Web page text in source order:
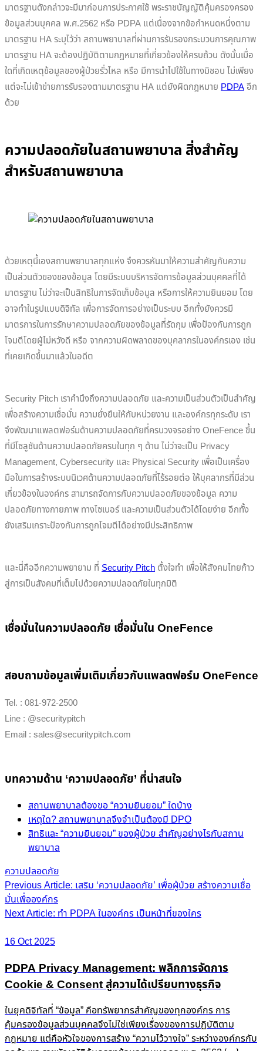
มาตรฐานดังกล่าวจะมีมาก่อนการประกาศใช้ พระราชบัญญัติคุ้มครองครอง
ข้อมูลส่วนบุคคล พ.ศ.2562 หรือ PDPA แต่เนื่องจากข้อกำหนดหนึ่งตาม
มาตรฐาน HA ระบุไว้ว่า สถานพยาบาลที่ผ่านการรับรองกระบวนการคุณภาพ
มาตรฐาน HA จะต้องปฏิบัติตามกฎหมายที่เกี่ยวข้องให้ครบถ้วน ดังนั้นเมื่อ
ใดที่เกิดเหตุข้อมูลของผู้ป่วยรั่วไหล หรือ มีการนำไปใช้ในทางมิชอบ ไม่เพียง
แต่จะไม่เข้าข่ายการรับรองตามมาตรฐาน HA แต่ยังผิดกฎหมาย PDPAอีก
ด้วย
ความปลอดภัยในสถานพยาบาล สิ่งสำคัญ
สำหรับสถานพยาบาล
ด้วยเหตุนี้เองสถานพยาบาลทุกแห่ง จึงควรหันมาให้ความสำคัญกับความ
เป็นส่วนตัวของของข้อมูล โดยมีระบบบริหารจัดการข้อมูลส่วนบุคคลที่ได้
มาตรฐาน ไม่ว่าจะเป็นสิทธิในการจัดเก็บข้อมูล หรือการให้ความยินยอม โดย
อาจทำในรูปแบบดิจิทัล เพื่อการจัดการอย่างเป็นระบบ อีกทั้งยังควรมี
มาตรการในการรักษาความปลอดภัยของข้อมูลที่รัดกุม เพื่อป้องกันการถูก
โจมตีโดยผู้ไม่หวังดี หรือ จากความผิดพลาดของบุคลากรในองค์กรเอง เช่น
ที่เคยเกิดขึ้นมาแล้วในอดีต
Security Pitch เราคำนึงถึงความปลอดภัย และความเป็นส่วนตัวเป็นสำคัญ
เพื่อสร้างความเชื่อมั่น ความยั่งยืนให้กับหน่วยงาน และองค์กรทุกระดับ เรา
จึงพัฒนาแพลตฟอร์มด้านความปลอดภัยที่ครบวงจรอย่าง OneFence ขึ้น
ที่มีโซลูชันด้านความปลอดภัยครบในทุก ๆ ด้าน ไม่ว่าจะเป็น Privacy
Management, Cybersecurity และ Physical Security เพื่อเป็นเครื่อง
มือในการสร้างระบบนิเวศด้านความปลอดภัยที่ไร้รอยต่อ ให้บุคลากรที่มีส่วน
เกี่ยวข้องในองค์กร สามารถจัดการกับความปลอดภัยของข้อมูล ความ
ปลอดภัยทางกายภาพ ทางไซเบอร์ และความเป็นส่วนตัวได้โดยง่าย อีกทั้ง
ยังเสริมเกราะป้องกันการถูกโจมตีได้อย่างมีประสิทธิภาพ
และนี่คืออีกความพยายาม ที่ Security Pitch ตั้งใจทำ เพื่อให้สังคมไทยก้าว
สู่การเป็นสังคมที่เต็มไปด้วยความปลอดภัยในทุกมิติ
เชื่อมั่นในความปลอดภัย เชื่อมั่นใน OneFence
สอบถามข้อมูลเพิ่มเติมเกี่ยวกับแพลตฟอร์ม OneFence
Tel. : 081-972-2500
Line : @securitypitch
Email : sales@securitypitch.com
บทความด้าน ‘ความปลอดภัย’ ที่น่าสนใจ
สถานพยาบาลต้องขอ “ความยินยอม” ใดบ้าง
เหตุใด? สถานพยาบาลจึงจำเป็นต้องมี DPO
สิทธิและ “ความยินยอม” ของผู้ป่วย สำคัญอย่างไรกับสถาน
พยาบาล
ความปลอดภัย
Post
navigation
Previous Article: เสริม ‘ความปลอดภัย’ เพื่อผู้ป่วย สร้างความเชื่อ
มั่นเพื่อองค์กร
Next Article: ทำ PDPA ในองค์กร เป็นหน้าที่ของใคร
16 Oct 2025
PDPA Privacy Management: พลิกการจัดการ
Cookie & Consent สู่ความได้เปรียบทางธุรกิจ
ในยุคดิจิทัลที่ “ข้อมูล” คือทรัพยากรสำคัญของทุกองค์กร การ
คุ้มครองข้อมูลส่วนบุคคลจึงไม่ใช่เพียงเรื่องของการปฏิบัติตาม
กฎหมาย แต่คือหัวใจของการสร้าง “ความไว้วางใจ” ระหว่างองค์กรกับ